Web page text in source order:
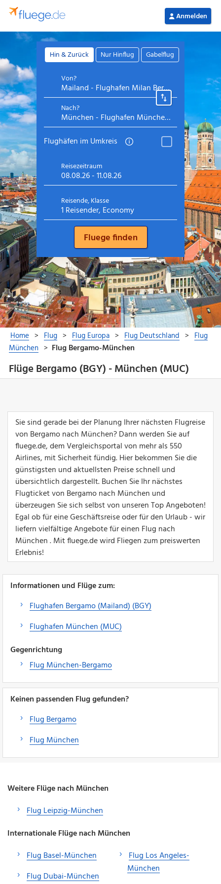
Flüge Bergamo (BGY) - München (MUC)
Sie sind gerade bei der Planung Ihrer nächsten Flugreise
von Bergamo nach München? Dann werden Sie auf
fluege.de, dem Vergleichsportal von mehr als 550
Airlines, mit Sicherheit fündig. Hier bekommen Sie die
günstigsten und aktuellsten Preise schnell und
übersichtlich dargestellt. Buchen Sie Ihr nächstes
Flugticket von Bergamo nach München und
überzeugen Sie sich selbst von unseren Top Angeboten!
Egal ob für eine Geschäftsreise oder für den Urlaub - wir
liefern vielfältige Angebote für einen Flug nach
München . Mit fluege.de wird Fliegen zum preiswerten
Erlebnis!
Informationen und Flüge zum:
Flughafen Bergamo (Mailand) (BGY)
Flughafen München (MUC)
Gegenrichtung
Flug München-Bergamo
Keinen passenden Flug gefunden?
Flug Bergamo
Flug München
Weitere Flüge nach München
Flug Leipzig-München
Internationale Flüge nach München
Flug Basel-München
Flug Dubai-München
Flug Los Angeles-
München